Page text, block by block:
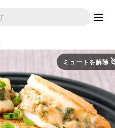
ミュートを解除